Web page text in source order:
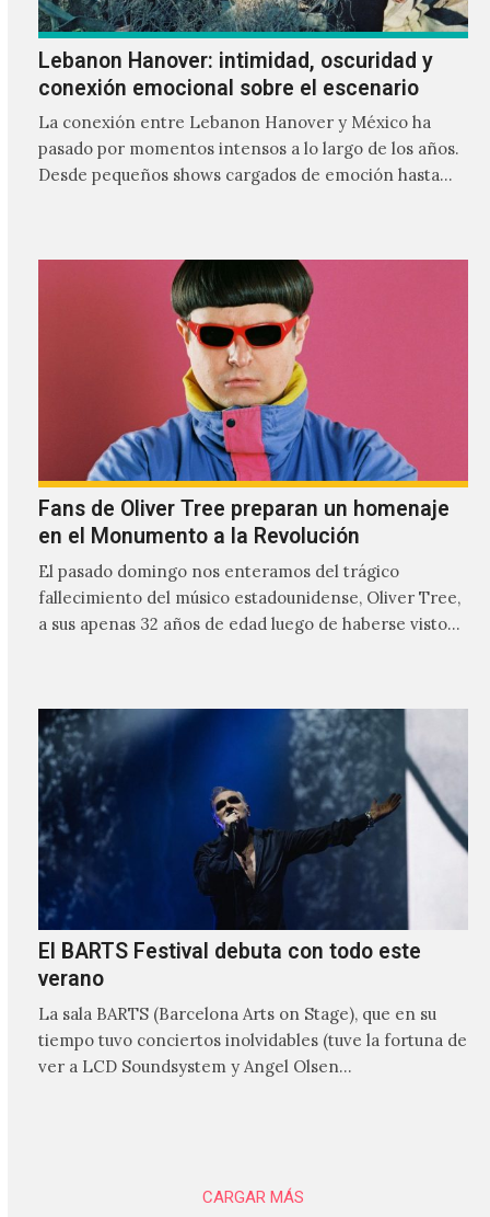
Lebanon Hanover: intimidad, oscuridad y
conexión emocional sobre el escenario
La conexión entre Lebanon Hanover y México ha
pasado por momentos intensos a lo largo de los años.
Desde pequeños shows cargados de emoción hasta
mezcla de post-punk, coldwave y letras
profundamente melancólicas.
Fans de Oliver Tree preparan un homenaje
en el Monumento a la Revolución
El pasado domingo nos enteramos del trágico
fallecimiento del músico estadounidense, Oliver Tree,
a sus apenas 32 años de edad luego de haberse visto
El BARTS Festival debuta con todo este
verano
La sala BARTS (Barcelona Arts on Stage), que en su
tiempo tuvo conciertos inolvidables (tuve la fortuna de
ver a LCD Soundsystem y Angel Olsen…
CARGAR MÁS